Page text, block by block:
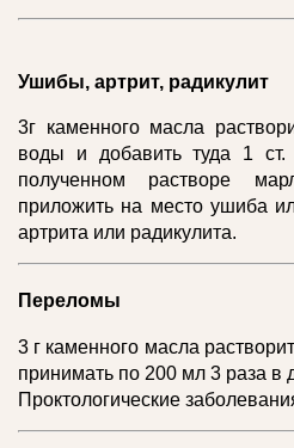
Ушибы, артрит, радикулит
3г каменного масла
воды и добавить туда 1
полученном растворе
приложить на место ушиба
артрита или радикулита.
Переломы
3 г каменного масла
принимать по 200 мл 3 раза в
Проктологические